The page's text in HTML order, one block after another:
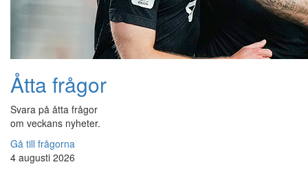
Åtta frågor
Svara på åtta frågor
om veckans nyheter.
Gå till frågorna
4 augusti 2026